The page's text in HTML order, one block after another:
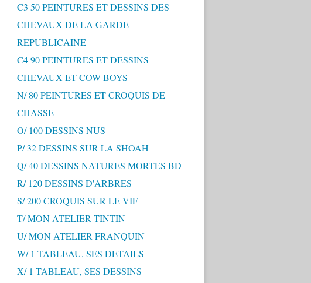
C3 50 PEINTURES ET DESSINS DES
CHEVAUX DE LA GARDE
REPUBLICAINE
C4 90 PEINTURES ET DESSINS
CHEVAUX ET COW-BOYS
N/ 80 PEINTURES ET CROQUIS DE
CHASSE
O/ 100 DESSINS NUS
P/ 32 DESSINS SUR LA SHOAH
Q/ 40 DESSINS NATURES MORTES BD
R/ 120 DESSINS D'ARBRES
S/ 200 CROQUIS SUR LE VIF
T/ MON ATELIER TINTIN
U/ MON ATELIER FRANQUIN
W/ 1 TABLEAU, SES DETAILS
X/ 1 TABLEAU, SES DESSINS